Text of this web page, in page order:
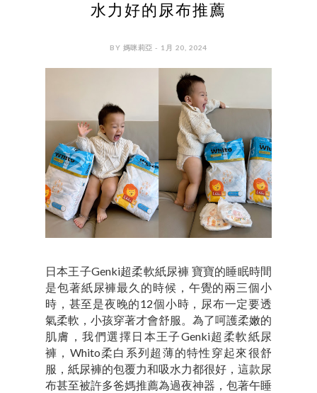
水力好的尿布推薦
BY 媽咪莉亞 - 1月 20, 2024
日本王子Genki超柔軟紙尿褲 寶寶的睡眠時間
是包著紙尿褲最久的時候，午覺的兩三個小
時，甚至是夜晚的12個小時，尿布一定要透
氣柔軟，小孩穿著才會舒服。為了呵護柔嫩的
肌膚，我們選擇日本王子Genki超柔軟紙尿
褲，Whito柔白系列超薄的特性穿起來很舒
服，紙尿褲的包覆力和吸水力都很好，這款尿
布甚至被許多爸媽推薦為過夜神器，包著午睡